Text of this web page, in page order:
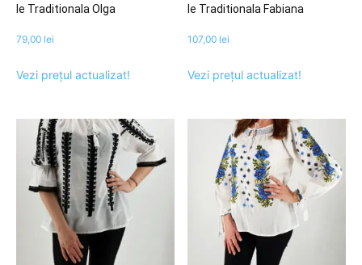
Ie Traditionala Olga
79,00 lei
Vezi prețul actualizat!
Ie Traditionala Fabiana
107,00 lei
Vezi prețul actualizat!